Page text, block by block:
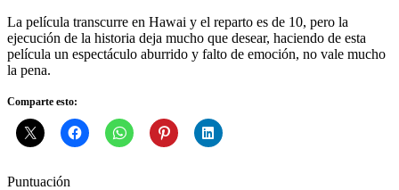
La película transcurre en Hawai y el reparto es de 10, pero la
ejecución de la historia deja mucho que desear, haciendo de esta
película un espectáculo aburrido y falto de emoción, no vale mucho
la pena.
Comparte esto:
Puntuación